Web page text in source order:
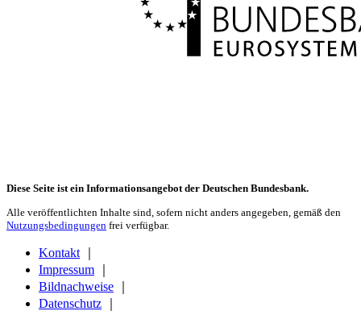
Diese Seite ist ein Informationsangebot der Deutschen Bundesbank.
Alle veröffentlichten Inhalte sind, sofern nicht anders angegeben, gemäß den
Nutzungsbedingungen frei verfügbar.
Kontakt
Impressum
Bildnachweise
Datenschutz